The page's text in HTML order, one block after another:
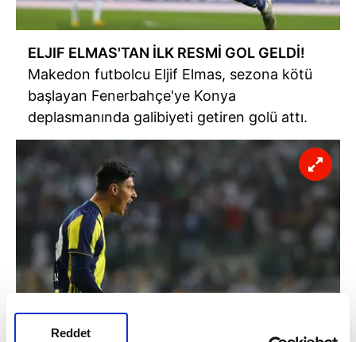
Reddet
ELJIF ELMAS'TAN İLK RESMİ GOL GELDİ!
Makedon futbolcu Eljif Elmas, sezona kötü
başlayan Fenerbahçe'ye Konya
deplasmanında galibiyeti getiren golü attı.